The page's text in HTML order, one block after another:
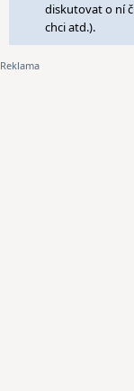
diskutovat o ní
chci atd.).